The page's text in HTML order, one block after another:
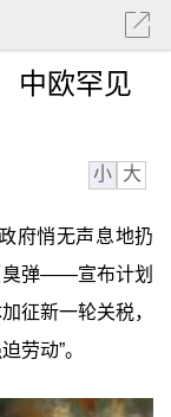
中欧罕见
小 大
府悄无声息地扔
弹——宣布计划
征新一轮关税，
劳动”。